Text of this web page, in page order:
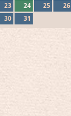
23 24 25 26
30 31